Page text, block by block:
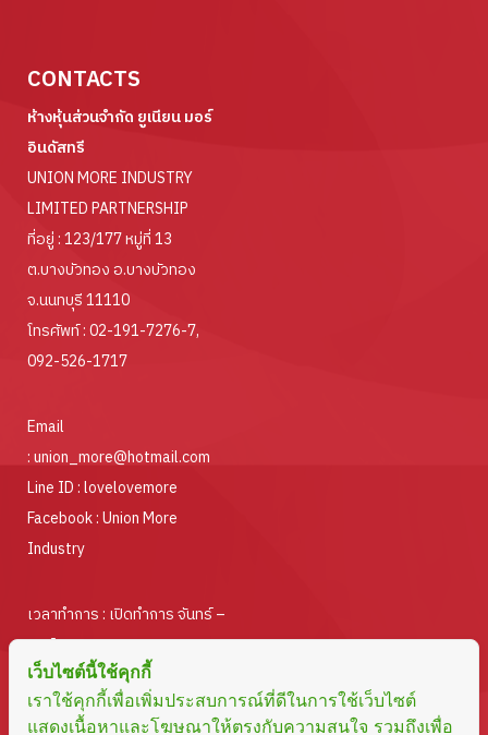
CONTACTS
ห้างหุ้นส่วนจำกัด ยูเนียน มอร์
อินดัสทรี
UNION MORE INDUSTRY
LIMITED PARTNERSHIP
ที่อยู่ : 123/177 หมู่ที่ 13
ต.บางบัวทอง อ.บางบัวทอง
จ.นนทบุรี 11110
โทรศัพท์ :02-191-7276-7,
092-526-1717
Email
:union_more@hotmail.com
Line ID :lovelovemore
Facebook :Union More
Industry
เวลาทำการ : เปิดทำการ จันทร์ –
ศุกร์
ตั้งแต่เวลา 08.30 – 17.00 น.
เว็บไซต์นี้ใช้คุกกี้
เราใช้คุกกี้เพื่อเพิ่มประสบการณ์ที่ดีในการใช้เว็บไซต์
แสดงเนื้อหาและโฆษณาให้ตรงกับความสนใจ รวมถึงเพื่อ